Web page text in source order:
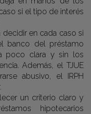
si el tipo de interés
en cada caso si
banco del préstamo
poco clara y sin los
Además, el TJUE
abusivo, el IRPH
un criterio claro y
hipotecarios